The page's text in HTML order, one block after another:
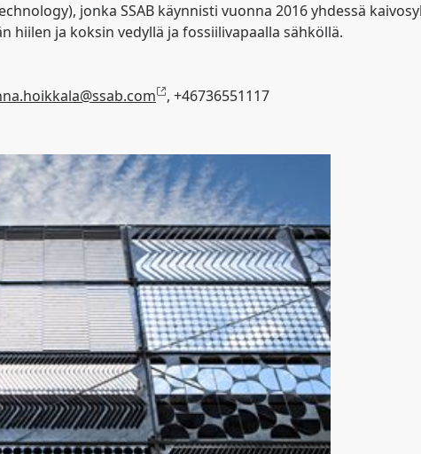
jonka SSAB käynnisti vuonna 2016 yhdessä
hiilen ja koksin vedyllä ja fossiilivapaalla sähköllä.
, +46736551117